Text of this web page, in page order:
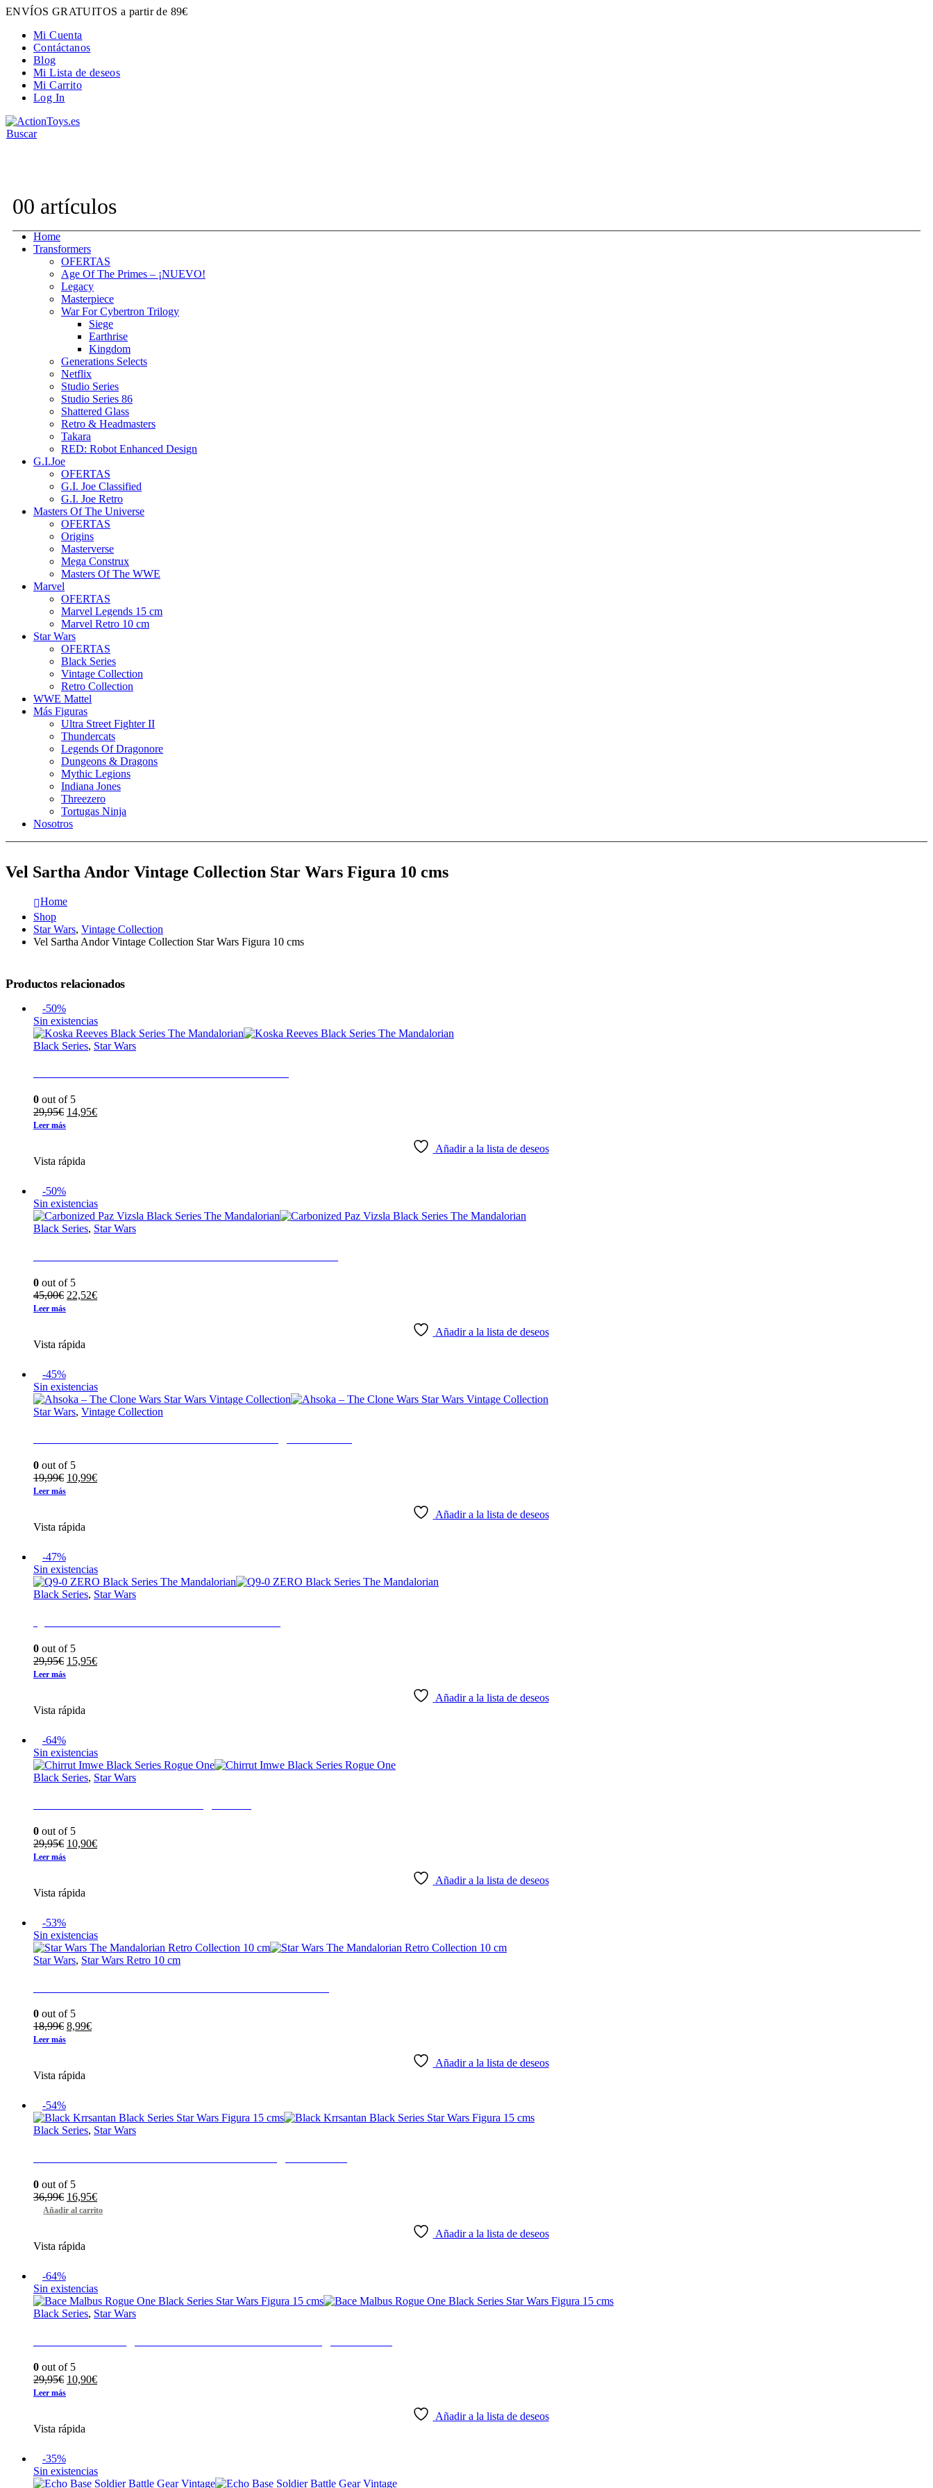
ENVÍOS GRATUITOS a partir de 89€
Mi Cuenta
Contáctanos
Blog
Mi Lista de deseos
Mi Carrito
Log In
Buscar
00 artículos
Home
Transformers
OFERTAS
Age Of The Primes – ¡NUEVO!
Legacy
Masterpiece
War For Cybertron Trilogy
Siege
Earthrise
Kingdom
Generations Selects
Netflix
Studio Series
Studio Series 86
Shattered Glass
Retro & Headmasters
Takara
RED: Robot Enhanced Design
G.I.Joe
OFERTAS
G.I. Joe Classified
G.I. Joe Retro
Masters Of The Universe
OFERTAS
Origins
Masterverse
Mega Construx
Masters Of The WWE
Marvel
OFERTAS
Marvel Legends 15 cm
Marvel Retro 10 cm
Star Wars
OFERTAS
Black Series
Vintage Collection
Retro Collection
WWE Mattel
Más Figuras
Ultra Street Fighter II
Thundercats
Legends Of Dragonore
Dungeons & Dragons
Mythic Legions
Indiana Jones
Threezero
Tortugas Ninja
Nosotros
Vel Sartha Andor Vintage Collection Star Wars Figura 10 cms
Home
Shop
Star Wars, Vintage Collection
Vel Sartha Andor Vintage Collection Star Wars Figura 10 cms
Productos relacionados
-50%
Sin existencias
Black Series, Star Wars
0 out of 5
29,95€ El
29,95€.
14,95€El
Leer más
Añadir a la lista de deseos
Vista rápida
-50%
Sin existencias
Black Series, Star Wars
0 out of 5
45,00€ El
45,00€.
22,52€El
Leer más
Añadir a la lista de deseos
Vista rápida
-45%
Sin existencias
Star Wars, Vintage Collection
0 out of 5
19,99€ El
19,99€.
10,99€El
Leer más
Añadir a la lista de deseos
Vista rápida
-47%
Sin existencias
Black Series, Star Wars
0 out of 5
29,95€ El
29,95€.
15,95€El
Leer más
Añadir a la lista de deseos
Vista rápida
-64%
Sin existencias
Black Series, Star Wars
0 out of 5
29,95€ El
29,95€.
10,90€El
Leer más
Añadir a la lista de deseos
Vista rápida
-53%
Sin existencias
Star Wars, Star Wars Retro 10 cm
0 out of 5
18,99€ El
18,99€.
8,99€El
Leer más
Añadir a la lista de deseos
Vista rápida
-54%
Black Series, Star Wars
0 out of 5
36,99€ El
precio
36,99€.
16,95€El
precio
Añadir al carrito
Añadir a la lista de deseos
Vista rápida
-64%
Sin existencias
Black Series, Star Wars
0 out of 5
29,95€ El
29,95€.
10,90€El
Leer más
Añadir a la lista de deseos
Vista rápida
-35%
Sin existencias